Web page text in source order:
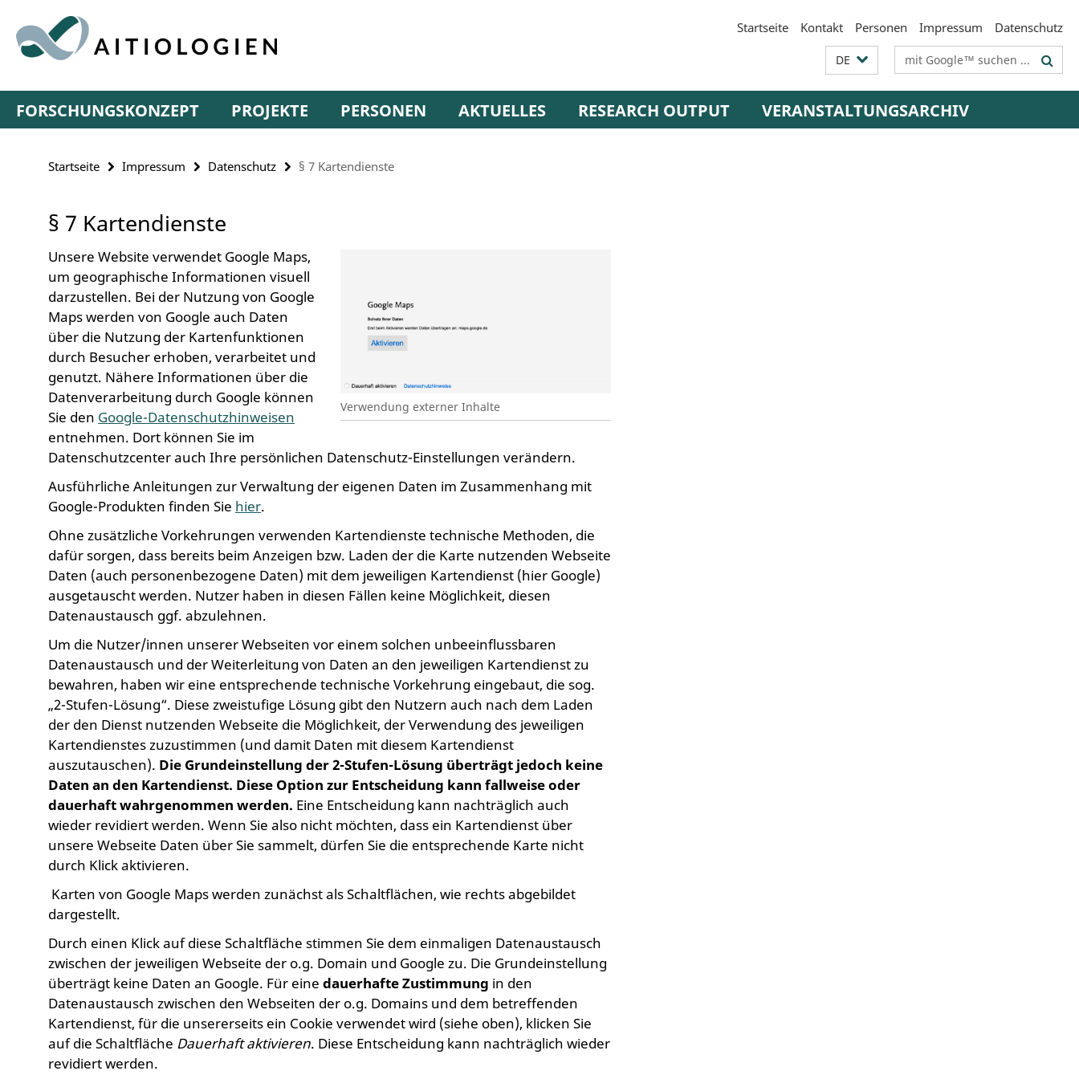
direkt
Service-
Navigation
Startseite Kontakt Personen Impressum Datenschutz
DE Suchbegriffe
FORSCHUNGSKONZEPT PROJEKTE PERSONEN AKTUELLES RESEARCH OUTPUT VERANSTALTUNGSARCHIV
Startseite Impressum Datenschutz § 7 Kartendienste
§ 7 Kartendienste
Verwendung externer Inhalte
Unsere Website verwendet Google Maps,
um geographische Informationen visuell
darzustellen. Bei der Nutzung von Google
Maps werden von Google auch Daten
über die Nutzung der Kartenfunktionen
durch Besucher erhoben, verarbeitet und
genutzt. Nähere Informationen über die
Datenverarbeitung durch Google können
Sie den Google-Datenschutzhinweisen
entnehmen. Dort können Sie im
Datenschutzcenter auch Ihre persönlichen Datenschutz-Einstellungen verändern.
Ausführliche Anleitungen zur Verwaltung der eigenen Daten im Zusammenhang mit
Google-Produkten finden Sie hier.
Ohne zusätzliche Vorkehrungen verwenden Kartendienste technische Methoden, die
dafür sorgen, dass bereits beim Anzeigen bzw. Laden der die Karte nutzenden Webseite
Daten (auch personenbezogene Daten) mit dem jeweiligen Kartendienst (hier Google)
ausgetauscht werden. Nutzer haben in diesen Fällen keine Möglichkeit, diesen
Datenaustausch ggf. abzulehnen.
Um die Nutzer/innen unserer Webseiten vor einem solchen unbeeinflussbaren
Datenaustausch und der Weiterleitung von Daten an den jeweiligen Kartendienst zu
bewahren, haben wir eine entsprechende technische Vorkehrung eingebaut, die sog.
„2-Stufen-Lösung“. Diese zweistufige Lösung gibt den Nutzern auch nach dem Laden
der den Dienst nutzenden Webseite die Möglichkeit, der Verwendung des jeweiligen
Kartendienstes zuzustimmen (und damit Daten mit diesem Kartendienst
auszutauschen). Die Grundeinstellung der 2-Stufen-Lösung überträgt jedoch keine
Daten an den Kartendienst. Diese Option zur Entscheidung kann fallweise oder
dauerhaft wahrgenommen werden. Eine Entscheidung kann nachträglich auch
wieder revidiert werden. Wenn Sie also nicht möchten, dass ein Kartendienst über
unsere Webseite Daten über Sie sammelt, dürfen Sie die entsprechende Karte nicht
durch Klick aktivieren.
Karten von Google Maps werden zunächst als Schaltflächen, wie rechts abgebildet
dargestellt.
Durch einen Klick auf diese Schaltfläche stimmen Sie dem einmaligen Datenaustausch
zwischen der jeweiligen Webseite der o.g. Domain und Google zu. Die Grundeinstellung
überträgt keine Daten an Google. Für eine dauerhafte Zustimmung in den
Datenaustausch zwischen den Webseiten der o.g. Domains und dem betreffenden
Kartendienst, für die unsererseits ein Cookie verwendet wird (siehe oben), klicken Sie
auf die Schaltfläche Dauerhaft aktivieren. Diese Entscheidung kann nachträglich wieder
revidiert werden.